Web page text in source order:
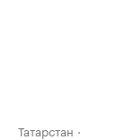
Татарстан